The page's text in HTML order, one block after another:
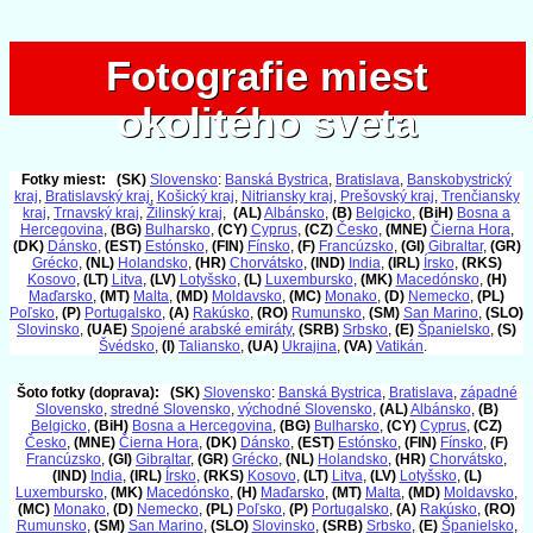
Fotografie miest
okolitého sveta
Fotografie miest
okolitého sveta
Fotky miest: (SK) Slovensko: Banská Bystrica, Bratislava, Banskobystrický
kraj, Bratislavský kraj, Košický kraj, Nitriansky kraj, Prešovský kraj, Trenčiansky
kraj, Trnavský kraj, Žilinský kraj, (AL)Albánsko, (B) Belgicko, (BiH) Bosna a
Hercegovina, (BG) Bulharsko, (CY) Cyprus, (CZ) Česko, (MNE) Čierna Hora,
(DK) Dánsko, (EST) Estónsko, (FIN) Fínsko, (F) Francúzsko, (GI) Gibraltar, (GR)
Grécko, (NL) Holandsko, (HR) Chorvátsko, (IND) India, (IRL) Írsko, (RKS)
Kosovo, (LT) Litva, (LV) Lotyšsko, (L) Luxembursko, (MK) Macedónsko, (H)
Maďarsko, (MT) Malta, (MD) Moldavsko, (MC) Monako, (D) Nemecko, (PL)
Poľsko, (P) Portugalsko, (A) Rakúsko, (RO) Rumunsko, (SM) San Marino, (SLO)
Slovinsko, (UAE) Spojené arabské emiráty, (SRB) Srbsko, (E) Španielsko, (S)
Švédsko, (I) Taliansko, (UA) Ukrajina, (VA) Vatikán.
Šoto fotky (doprava): (SK) Slovensko: Banská Bystrica, Bratislava, západné
Slovensko, stredné Slovensko, východné Slovensko, (AL)Albánsko, (B)
Belgicko, (BiH) Bosna a Hercegovina, (BG) Bulharsko, (CY) Cyprus, (CZ)
Česko, (MNE) Čierna Hora, (DK) Dánsko, (EST) Estónsko, (FIN) Fínsko, (F)
Francúzsko, (GI) Gibraltar, (GR) Grécko, (NL) Holandsko, (HR) Chorvátsko,
(IND) India, (IRL) Írsko, (RKS) Kosovo, (LT) Litva, (LV) Lotyšsko, (L)
Luxembursko, (MK) Macedónsko, (H) Maďarsko, (MT) Malta, (MD) Moldavsko,
(MC) Monako, (D) Nemecko, (PL) Poľsko, (P) Portugalsko, (A) Rakúsko, (RO)
Rumunsko, (SM) San Marino, (SLO) Slovinsko, (SRB) Srbsko, (E) Španielsko,